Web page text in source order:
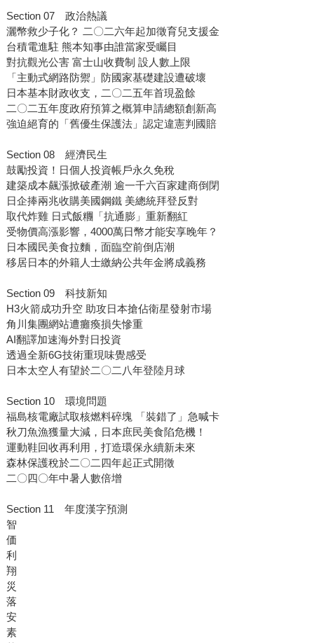
Section 07 政治熱議
灑幣救少子化？ 二〇二六年起加徵育兒支援金
台積電進駐 熊本知事由誰當家受矚目
對抗觀光公害 富士山收費制 設人數上限
「主動式網路防禦」防國家基礎建設遭破壞
日本基本財政收支，二〇二五年首現盈餘
二〇二五年度政府預算之概算申請總額創新高
強迫絕育的「舊優生保護法」認定違憲判國賠
Section 08 經濟民生
鼓勵投資！日個人投資帳戶永久免稅
建築成本飆漲掀破產潮 逾一千六百家建商倒閉
日企捧兩兆收購美國鋼鐵 美總統拜登反對
取代炸雞 日式飯糰「抗通膨」重新翻紅
受物價高漲影響，4000萬日幣才能安享晚年？
日本國民美食拉麵，面臨空前倒店潮
移居日本的外籍人士繳納公共年金將成義務
Section 09 科技新知
H3火箭成功升空 助攻日本搶佔衛星發射市場
角川集團網站遭癱瘓損失慘重
AI翻譯加速海外對日投資
透過全新6G技術重現味覺感受
日本太空人有望於二〇二八年登陸月球
Section 10 環境問題
福島核電廠試取核燃料碎塊 「裝錯了」急喊卡
秋刀魚漁獲量大減，日本庶民美食陷危機！
運動鞋回收再利用，打造環保永續新未來
森林保護稅於二〇二四年起正式開徵
二〇四〇年中暑人數倍增
Section 11 年度漢字預測
智
価
利
翔
災
落
安
素